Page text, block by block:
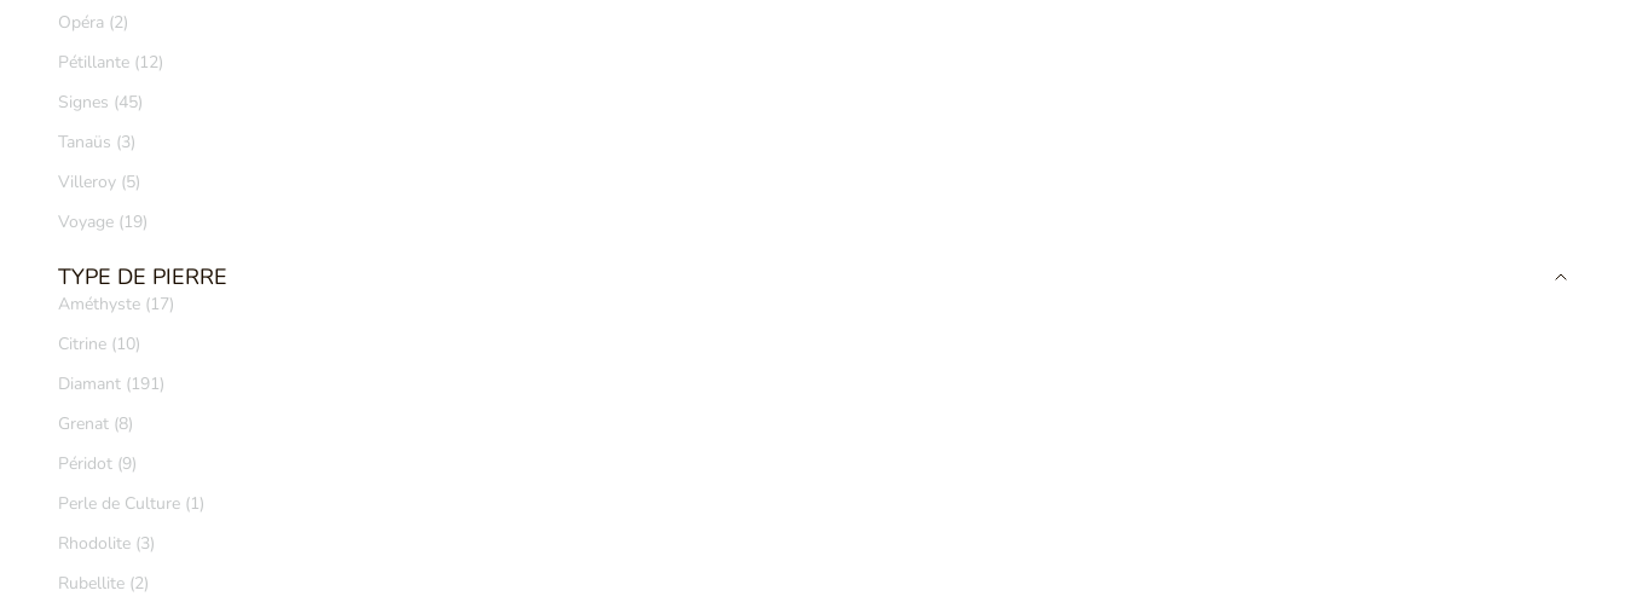
Opéra (2)
Pétillante (12)
Signes (45)
Tanaüs (3)
Villeroy (5)
Voyage (19)
TYPE DE PIERRE
Améthyste (17)
Citrine (10)
Diamant (191)
Grenat (8)
Péridot (9)
Perle de Culture (1)
Rhodolite (3)
Rubellite (2)